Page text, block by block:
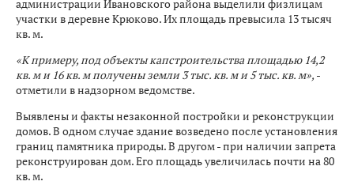
администрации Ивановского района выделили физлицам
участки в деревне Крюково. Их площадь превысила 13 тысяч
кв. м.
«К примеру, под объекты капстроительства площадью 14,2
кв. м и 16 кв. м получены земли 3 тыс. кв. м и 5 тыс. кв. м», -
отметили в надзорном ведомстве.
Выявлены и факты незаконной постройки и реконструкции
домов. В одном случае здание возведено после установления
границ памятника природы. В другом - при наличии запрета
реконструирован дом. Его площадь увеличилась почти на 80
кв. м.